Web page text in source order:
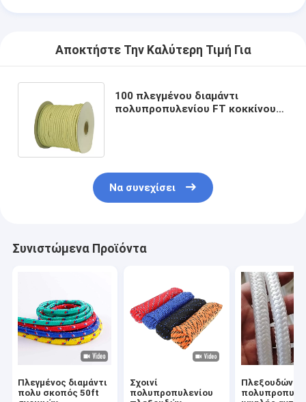
Αποκτήστε Την Καλύτερη Τιμή Για
100 πλεγμένου διαμάντι
πολυπροπυλενίου FT κοκκίνου
Να συνεχίσει
Συνιστώμενα Προϊόντα
Πλεγμένος διαμάντι
πολυ σκοπός 50ft
Σχοινί
πολυπροπυλενίου
Πλεξουδών